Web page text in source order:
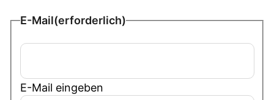
E-Mail(erforderlich)
E-Mail eingeben